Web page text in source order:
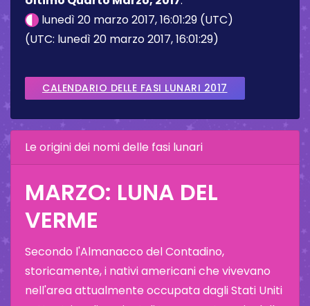
lunedì 20 marzo 2017, 16:01:29 (UTC)
(UTC: lunedì 20 marzo 2017, 16:01:29)
CALENDARIO DELLE FASI LUNARI 2017
Le origini dei nomi delle fasi lunari
MARZO: LUNA DEL
VERME
Secondo l'Almanacco del Contadino,
storicamente, i nativi americani che vivevano
nell'area attualmente occupata dagli Stati Uniti